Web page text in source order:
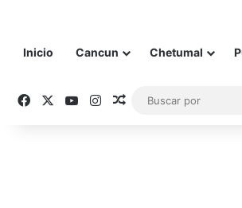
Inicio Cancun Chetumal
FacebookYouTubeInstagram
Publicación al azar